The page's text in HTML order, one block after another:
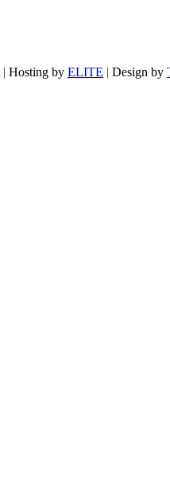
| Hosting by ELITE | Design by